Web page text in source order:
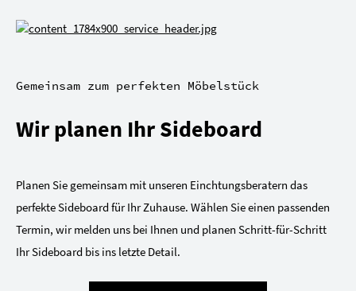
Gemeinsam zum perfekten Möbelstück
Wir planen Ihr Sideboard
Planen Sie gemeinsam mit unseren Einchtungsberatern das
perfekte Sideboard für Ihr Zuhause. Wählen Sie einen passenden
Termin, wir melden uns bei Ihnen und planen Schritt-für-Schritt
Ihr Sideboard bis ins letzte Detail.